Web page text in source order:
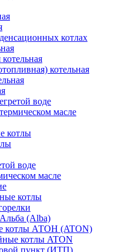
котлах
котельная
воде
масле
котлы
воде
масле
котлы
(Alba)
котлы АТОН (ATON)
котлы ATON
пункт (ИТП)